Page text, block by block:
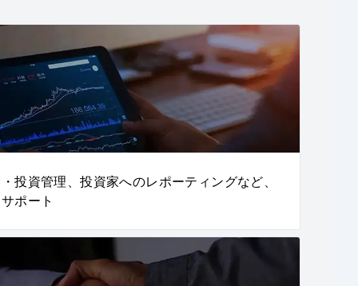
投資管理、投資家へのレポーティングなど、
ポート